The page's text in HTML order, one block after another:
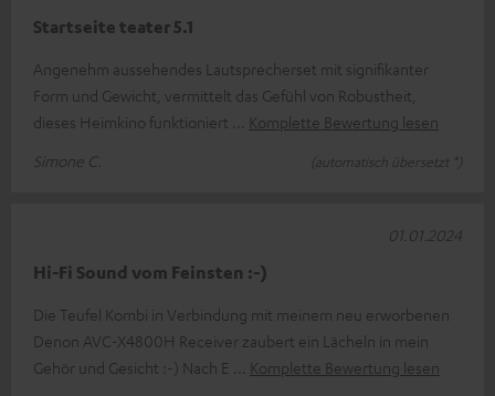
Startseite teater 5.1
Angenehm aussehendes Lautsprecherset mit signifikanter
Form und Gewicht, vermittelt das Gefühl von Robustheit,
dieses Heimkino funktioniert
Komplette Bewertung lesen
Simone C.
(automatisch übersetzt *)
Hi-Fi Sound vom Feinsten :-)
Die Teufel Kombi in Verbindung mit meinem neu erworbenen
Denon AVC-X4800H Receiver zaubert ein Lächeln in mein
Gehör und Gesicht :-) Nach E
Komplette Bewertung lesen
01.01.2024